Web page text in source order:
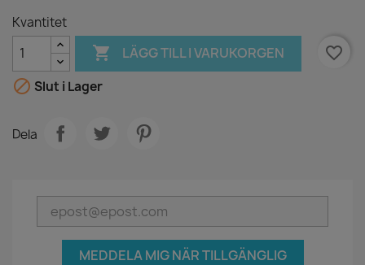
Kvantitet
 LÄGG TILL I VARUKORGEN
favorite_border
 Slut i Lager
Dela
MEDDELA MIG NÄR TILLGÄNGLIG